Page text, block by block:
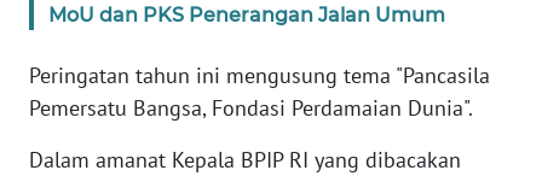
MoU dan PKS Penerangan Jalan Umum
Peringatan tahun ini mengusung tema "Pancasila
Pemersatu Bangsa, Fondasi Perdamaian Dunia".
Dalam amanat Kepala BPIP RI yang dibacakan
JAKARTA
JABAR